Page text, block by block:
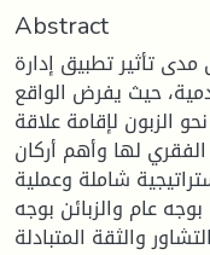
Abstract
تأثير تطبيق إدارة
حيث يفرض الواقع
الزبون لإقامة علاقة
لها وأهم أركان
شاملة وعملية
عام والزبائن بوجه
والثقة المتبادلة